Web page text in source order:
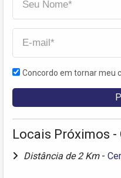
Concordo em tornar meu
Locais Próximos -
Distância de 2 Km -